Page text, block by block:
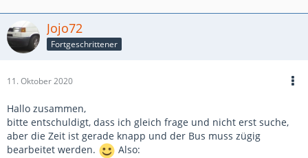
Jojo72
Fortgeschrittener
11. Oktober 2020
Hallo zusammen,
bitte entschuldigt, dass ich gleich frage und nicht erst suche,
aber die Zeit ist gerade knapp und der Bus muss zügig
bearbeitet werden.
Also: